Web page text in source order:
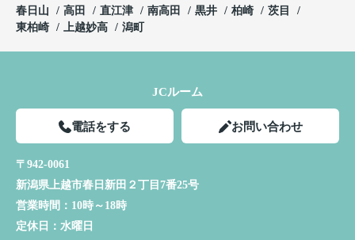
春日山
高田 直江津 南高田 黒井 柏崎
茨目
東柏崎
上越妙高 潟町
JCルーム
電話をする お問い合わせ
〒942-0061
新潟県上越市春日新田２丁目7番25号
営業時間： 10時～18時
定休日： 水曜日